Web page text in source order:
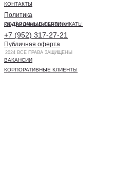
КОНТАКТЫ
Политика
конфиденциальности
ПОДАРОЧНЫЕ СЕРТИФИКАТЫ
+7 (952) 317-27-21
Публичная оферта
2024 ВСЕ ПРАВА ЗАЩИЩЕНЫ
ВАКАНСИИ
КОРПОРАТИВНЫЕ КЛИЕНТЫ